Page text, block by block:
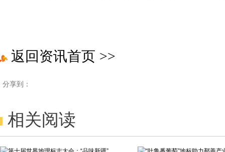
返回资讯首页 >>
分享到：
相关阅读